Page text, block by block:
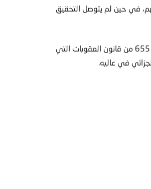
في حين لم يتوصل التحقيق
قاضي التحقيق في جبل لبنان، اعتبر أن أفعال المدعى عليهم تنطبق على نص المادة 655 من قانون العقوبات التي